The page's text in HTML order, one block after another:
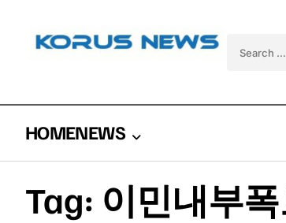
HOMENEWS
Tag: 이민내부